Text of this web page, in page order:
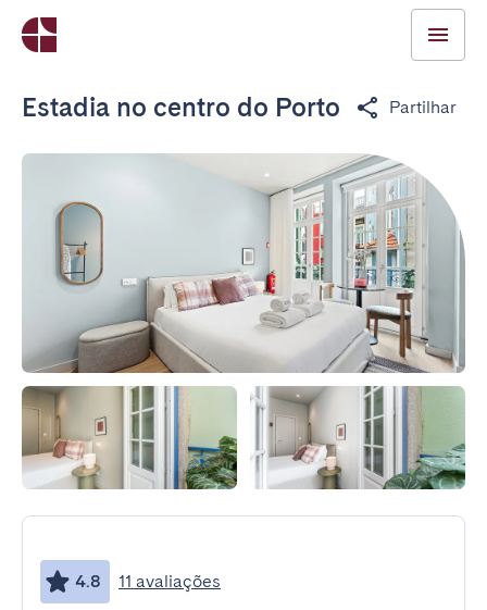
Estadia no centro do Porto Partilhar
4.8 11 avaliações